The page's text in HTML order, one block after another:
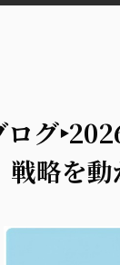
ログ
戦略を